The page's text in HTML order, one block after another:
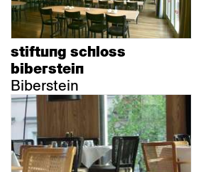
stiftung schloss
biberstein
Biberstein